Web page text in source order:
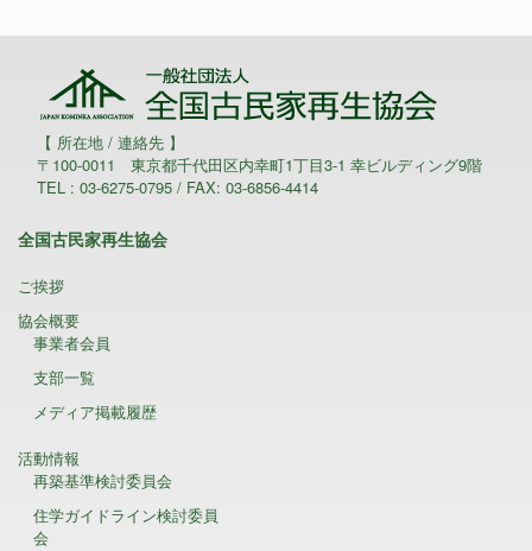
【 所在地 / 連絡先 】
〒100-0011 東京都千代田区内幸町1丁目3-1 幸ビルディング9階
TEL : 03-6275-0795 / FAX: 03-6856-4414
全国古民家再生協会
ご挨拶
協会概要
事業者会員
支部一覧
メディア掲載履歴
活動情報
再築基準検討委員会
住学ガイドライン検討委員
会